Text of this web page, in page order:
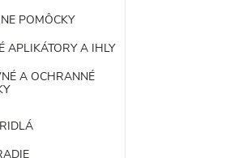
POMÔCKY
APLIKÁTORY A IHLY
A OCHRANNÉ